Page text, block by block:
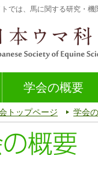
では、馬に関する研究・
学会の概要
トップページ 学会